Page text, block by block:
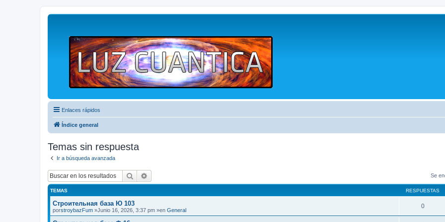
Enlaces rápidos
Índice general
Temas sin respuesta
Ir a búsqueda avanzada
Buscar Se
TEMAS RESPUESTAS
Строительная база Ю 103
porstroybazFum »Junio 16, 2026, 3:37 pm »en General
0